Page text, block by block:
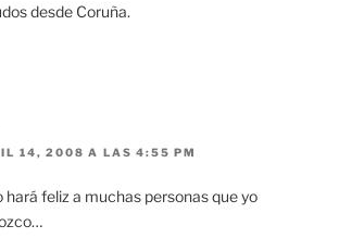
desde Coruña.
14, 2008 A LAS 4:55 PM
hará feliz a muchas personas que yo